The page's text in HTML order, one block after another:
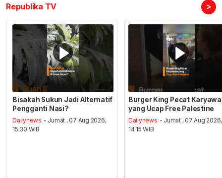
Republika TV >
Bisakah Sukun Jadi Alternatif
Pengganti Nasi?
Dailynews - Jumat , 07 Aug 2026,
15:30 WIB
Burger King Pecat
yang Ucap Free Palestine
Dailynews - Jumat , 07 Aug 2026,
14:15 WIB